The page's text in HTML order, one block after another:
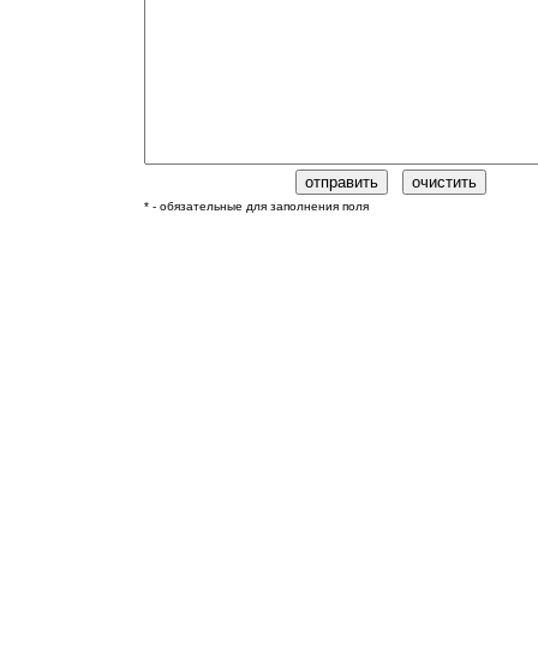
* - обязательные для заполнения поля